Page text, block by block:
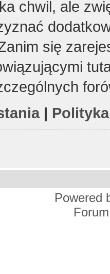
chwil, ale
się
|
Powered